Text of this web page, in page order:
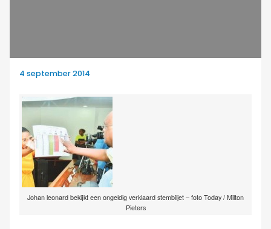
4 september 2014
Johan leonard bekijkt een ongeldig verklaard stembiljet – foto Today / Milton
Pieters